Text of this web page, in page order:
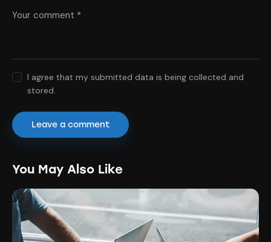
I agree that my submitted data is being collected and
stored.
You May Also Like